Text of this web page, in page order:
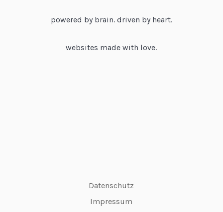
powered by brain. driven by heart.
websites made with love.
Datenschutz
Impressum